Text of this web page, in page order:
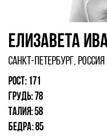
Елизавета
Санкт-Петербург, Россия
Рост: 171
Грудь: 78
Талия: 58
Бедра: 85